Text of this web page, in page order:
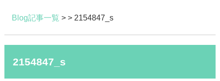
Blog記事一覧 > > 2154847_s
2154847_s